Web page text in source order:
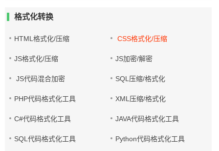
格式化转换
HTML格式化/压缩 CSS格式化/压缩
JS格式化/压缩 JS加密/解密
JS代码混合加密 SQL压缩/格式化
PHP代码格式化工具 XML压缩/格式化
C#代码格式化工具 JAVA代码格式化工具
SQL代码格式化工具 Python代码格式化工具